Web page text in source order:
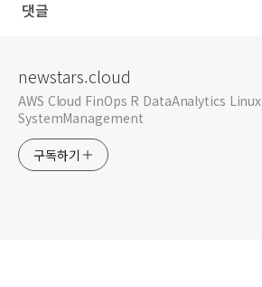
댓글
newstars.cloud
AWS Cloud FinOps R DataAnalytics Linux
SystemManagement
구독하기